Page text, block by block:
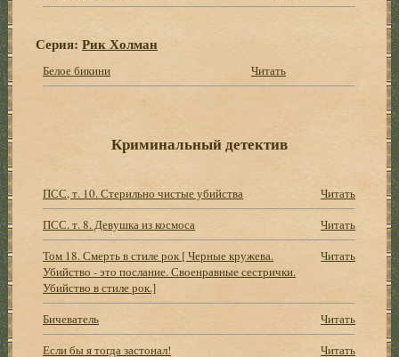
Серия:Рик Холман
Белое бикини Читать
Криминальный детектив
ПСС, т. 10. Стерильно чистые убийства
Читать
ПСС. т. 8. Девушка из космоса
Читать
Том 18. Смерть в стиле рок [ Черные кружева.
Убийство - это послание. Своенравные сестрички.
Убийство в стиле рок.]
Читать
Бичеватель
Читать
Если бы я тогда застонал!
Читать